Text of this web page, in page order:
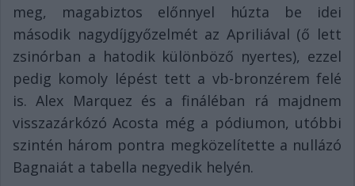
meg, magabiztos előnnyel húzta be idei
második nagydíjgyőzelmét az Apriliával (ő lett
zsinórban a hatodik különböző nyertes), ezzel
pedig komoly lépést tett a vb-bronzérem felé
is. Alex Marquez és a fináléban rá majdnem
visszazárkózó Acosta még a pódiumon, utóbbi
szintén három pontra megközelítette a nullázó
Bagnaiát a tabella negyedik helyén.